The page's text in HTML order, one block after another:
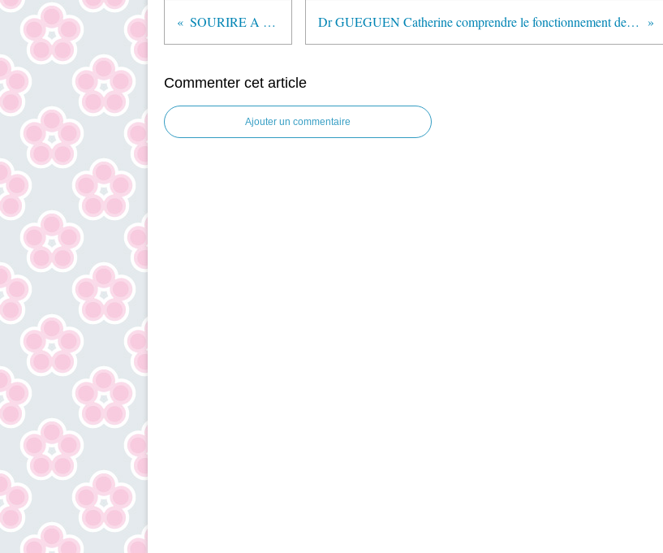
SOURIRE A LA VIE Dr GUEGUEN Catherine comprendre le fonctionnement de nos enfants : enfin !
Commenter cet article
Ajouter un commentaire